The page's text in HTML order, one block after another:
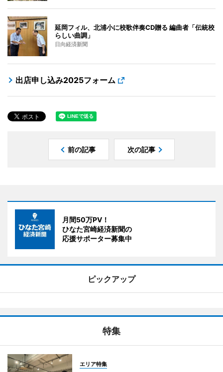
延岡フィル、北浦小に校歌伴奏CD贈る 編曲者「伝統校
らしい曲調」
日向経済新聞
出店申し込み2025フォーム
前の記事 次の記事
月間50万PV！
ひなた宮崎経済新聞の
応援サポーター募集中
ピックアップ
特集
エリア特集